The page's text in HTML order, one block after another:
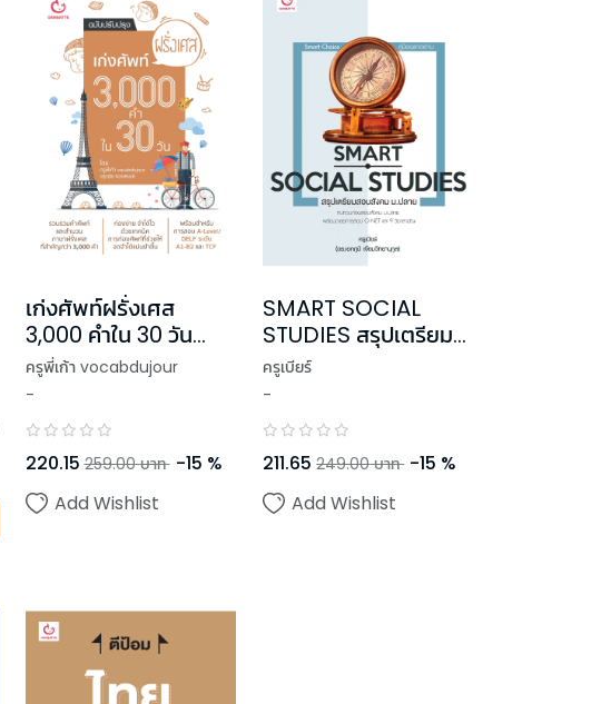
เก่งศัพท์ฝรั่งเศส
3,000 คำใน 30 วัน
(ฉบับปรับปรุง)
ครูพี่เก้า vocabdujour
-
220.15 259.00 บาท -15 %
Add Wishlist
SMART SOCIAL
STUDIES สรุปเตรียม
สอบสังคม ม.ปลาย
ครูเบียร์
-
211.65 249.00 บาท -15 %
Add Wishlist